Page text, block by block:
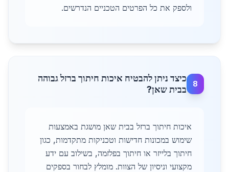
ולספק את כל הפרטים הטכניים הנדרשים.
8
כיצד ניתן להבטיח איכות חיתוך ברזל גבוהה
בבית שאן?
איכות חיתוך ברזל בבית שאן מושגת באמצעות
שימוש במכונות חדישות וטכניקות מתקדמות, כגון
חיתוך בלייזר או חיתוך בפלזמה, בשילוב עם ידע
מקצועי וניסיון של הצוות. מומלץ לבחור בספקים